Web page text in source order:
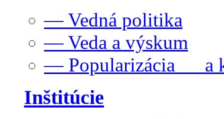
— Vedná politika
— Veda a výskum
— Popularizácia a
Inštitúcie